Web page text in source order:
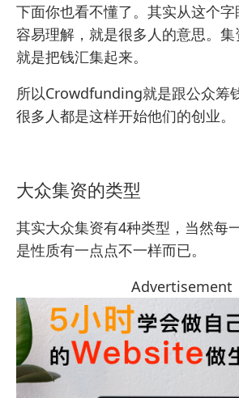
下面你也看不懂了。其实从这个
容易理解，就是很多人的意思。集
就是把钱汇集起来。
所以Crowdfunding就是跟公众筹
很多人都是这样开始他们的创业。
大众集资的类型
其实大众集资有4种类型，当然每
是性质有一点点不一样而已。
Advertisement